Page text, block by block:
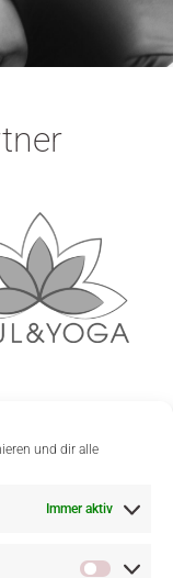
und dir alle
Immer aktiv